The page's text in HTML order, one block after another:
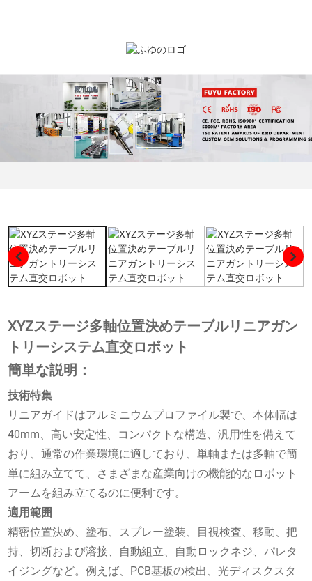
XYZステージ多軸位置決めテーブルリニアガン
トリーシステム直交ロボット
簡単な説明：
技術特集
リニアガイドはアルミニウムプロファイル製で、本体幅は
40mm、高い安定性、コンパクトな構造、汎用性を備えて
おり、通常の作業環境に適しており、単軸または多軸で簡
単に組み立てて、さまざまな産業向けの機能的なロボット
アームを組み立てるのに便利です。
適用範囲
精密位置決め、塗布、スプレー塗装、目視検査、移動、把
持、切断および溶接、自動組立、自動ロックネジ、パレタ
イジングなど。例えば、PCB基板の検出、光ディスクスタ